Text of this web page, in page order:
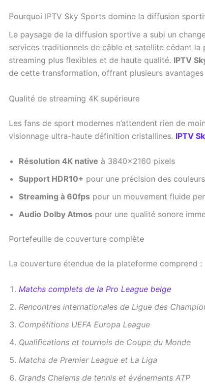
Pourquoi IPTV Sky Sports domine la diffusion
Le paysage de la diffusion sportive a subi un
services traditionnels de câble et satellite cédant la
streaming plus flexibles et de haute qualité. IPTV
de cette transformation, offrant plusieurs avantages
Qualité de streaming 4K supérieure
Les fans de sport modernes n’attendent rien de
visionnage ultra-haute définition cristallines. IPTV
Résolution 4K native à 3840×2160 pixels
Support HDR10+ pour une précision des
Streaming à 60fps pour un mouvement fluide
Audio Dolby Atmos pour une qualité sonore
Portefeuille de couverture complète
La couverture étendue de la plateforme comprend :
Matchs complets de la Pro League belge
Rencontres internationales de Ligue des
Compétitions UEFA Europa League
Qualifications et tournois de Coupe du Monde
Matchs de Premier League et La Liga
Grands Chelems de tennis et événements ATP